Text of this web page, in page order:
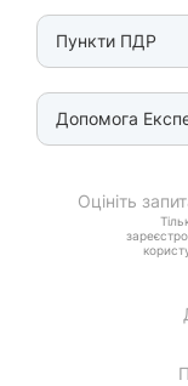
Пункти ПДР
Допомога
Оцініть